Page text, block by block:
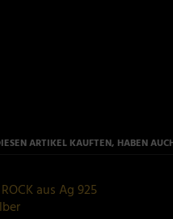
ARTIKEL KAUFTEN, HABEN
aus Ag 925